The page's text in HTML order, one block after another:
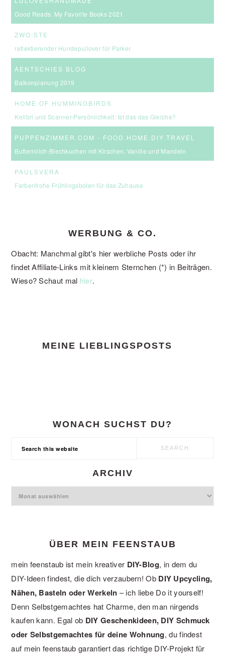
Good Reads: My Favorite Books 2021
ZWO:STE
reflektierender Hundepullover für Parker
AENTSCHIES BLOG
Balkonplanung 2019
HOME OF HUMMINGBIRDS
Kolibri und Scanner-Persönlichkeit: Ist das das Gleiche?
PUPPENZIMMER.COM - FOOD.HOME.DIY.TRAVEL
Buttermilch-Blechkuchen mit Kirschen, Vanille und Mandeln
PAULSVERA
Farbenfrohe Frühlingsboten für das Zuhause
WERBUNG & CO.
Obacht: Manchmal gibt's hier werbliche Posts oder ihr
findet Affiliate-Links mit kleinem Sternchen (*) in Beiträgen.
Wieso? Schaut mal hier.
MEINE LIEBLINGSPOSTS
WONACH SUCHST DU?
ARCHIV
Archiv
ÜBER MEIN FEENSTAUB
mein feenstaub ist mein kreativer DIY-Blog, in dem du
DIY-Ideen findest, die dich verzaubern! Ob DIY Upcycling,
Nähen, Basteln oder Werkeln – ich liebe Do it yourself!
Denn Selbstgemachtes hat Charme, den man nirgends
kaufen kann. Egal ob DIY Geschenkideen, DIY Schmuck
oder Selbstgemachtes für deine Wohnung, du findest
auf mein feenstaub garantiert das richtige DIY-Projekt für